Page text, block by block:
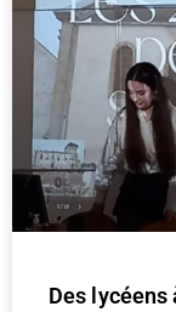
Des lycéens